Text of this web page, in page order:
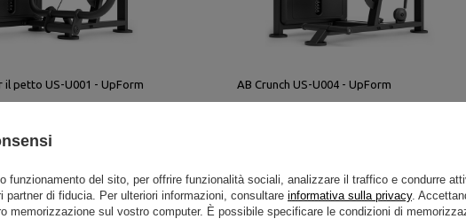
il petto US-U001 - UpForm
degli ultimi 30
AB Crunch US-U004 - UpForm
Il prezzo più basso degli ultimi 30
giorni: 2 176,00 €
funzionamento del sito, per offrire funzionalità sociali, analizzare il traffico e condurre
partner di fiducia. Per ulteriori informazioni, consultare informativa sulla privacy.
memorizzazione sul vostro computer. È possibile specificare le condizioni di